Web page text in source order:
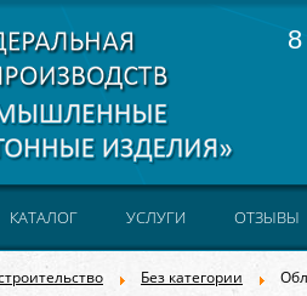
Без категории
КАТАЛОГ УСЛУГИ ОТЗЫВЫ